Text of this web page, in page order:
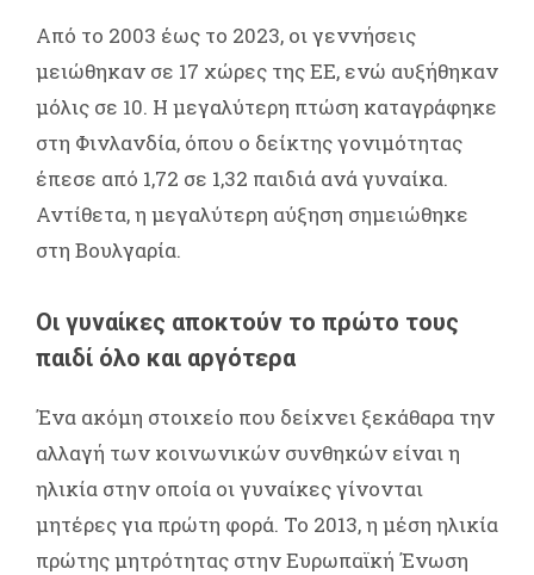
Από το 2003 έως το 2023, οι γεννήσεις
μειώθηκαν σε 17 χώρες της ΕΕ, ενώ αυξήθηκαν
μόλις σε 10. Η μεγαλύτερη πτώση καταγράφηκε
στη Φινλανδία, όπου ο δείκτης γονιμότητας
έπεσε από 1,72 σε 1,32 παιδιά ανά γυναίκα.
Αντίθετα, η μεγαλύτερη αύξηση σημειώθηκε
στη Βουλγαρία.
Οι γυναίκες αποκτούν το πρώτο τους
παιδί όλο και αργότερα
Ένα ακόμη στοιχείο που δείχνει ξεκάθαρα την
αλλαγή των κοινωνικών συνθηκών είναι η
ηλικία στην οποία οι γυναίκες γίνονται
μητέρες για πρώτη φορά. Το 2013, η μέση ηλικία
πρώτης μητρότητας στην Ευρωπαϊκή Ένωση